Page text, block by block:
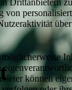
Drittanbietern
von
über
können